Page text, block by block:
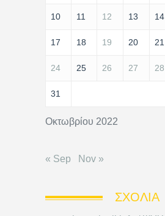
Οκτωβρίου 2022
10 11 12 13 14
17 18 19 20 21
24 25 26 27 28
31
« Sep Nov »
ΣΧΌΛΙΑ